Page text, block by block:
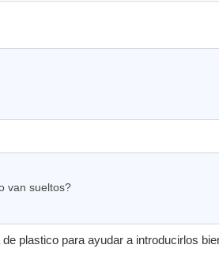
van sueltos?
plastico para ayudar a introducirlos